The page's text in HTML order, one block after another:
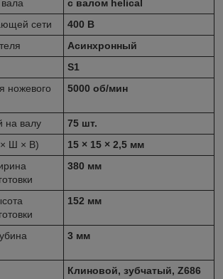
с валом helical
сети
400 В
Асинхронный
S1
ножевого
5000 об/мин
на валу
75 шт.
Ш × В)
15 × 15 × 2,5 мм
380 мм
152 мм
3 мм
Клиновой, зубчатый, Z686